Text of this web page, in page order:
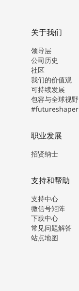
关于我们
领导层
公司历史
社区
我们的价值观
可持续发展
包容与全球视野
#futureshaper
职业发展
招贤纳士
支持和帮助
支持中心
微信号矩阵
下载中心
常见问题解答
站点地图